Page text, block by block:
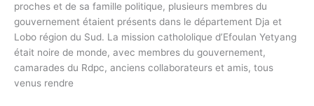
proches et de sa famille politique, plusieurs membres du
gouvernement étaient présents dans le département Dja et
Lobo région du Sud. La mission cathololique d’Efoulan Yetyang
était noire de monde, avec membres du gouvernement,
camarades du Rdpc, anciens collaborateurs et amis, tous
venus rendre
desormais
dans
la
terre
d’Efoulan
Yetyang,